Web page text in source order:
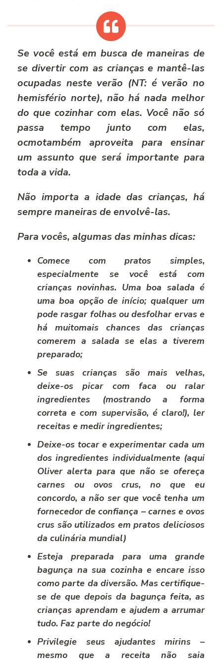
Se você está em busca de maneiras de
se divertir com as crianças e mantê-las
ocupadas neste verão (NT: é verão no
hemisfério norte), não há nada melhor
do que cozinhar com elas. Você não só
passa tempo junto com elas,
ocmotambém aproveita para ensinar
um assunto que será importante para
toda a vida.
Não importa a idade das crianças, há
sempre maneiras de envolvê-las.
Para vocês, algumas das minhas dicas:
Comece com pratos simples,
especialmente se você está com
crianças novinhas. Uma boa salada é
uma boa opção de início; qualquer um
pode rasgar folhas ou desfolhar ervas e
há muitomais chances das crianças
comerem a salada se elas a tiverem
preparado;
Se suas crianças são mais velhas,
deixe-os picar com faca ou ralar
ingredientes (mostrando a forma
correta e com supervisão, é claro!), ler
receitas e medir ingredientes;
Deixe-os tocar e experimentar cada um
dos ingredientes individualmente (aqui
Oliver alerta para que não se ofereça
carnes ou ovos crus, no que eu
concordo, a não ser que você tenha um
fornecedor de confiança – carnes e ovos
crus são utilizados em pratos deliciosos
da culinária mundial)
Esteja preparada para uma grande
bagunça na sua cozinha e encare isso
como parte da diversão. Mas certifique-
se de que depois da bagunça feita, as
crianças aprendam e ajudem a arrumar
tudo. Faz parte do negócio!
Privilegie seus ajudantes mirins –
mesmo que a receita não saia